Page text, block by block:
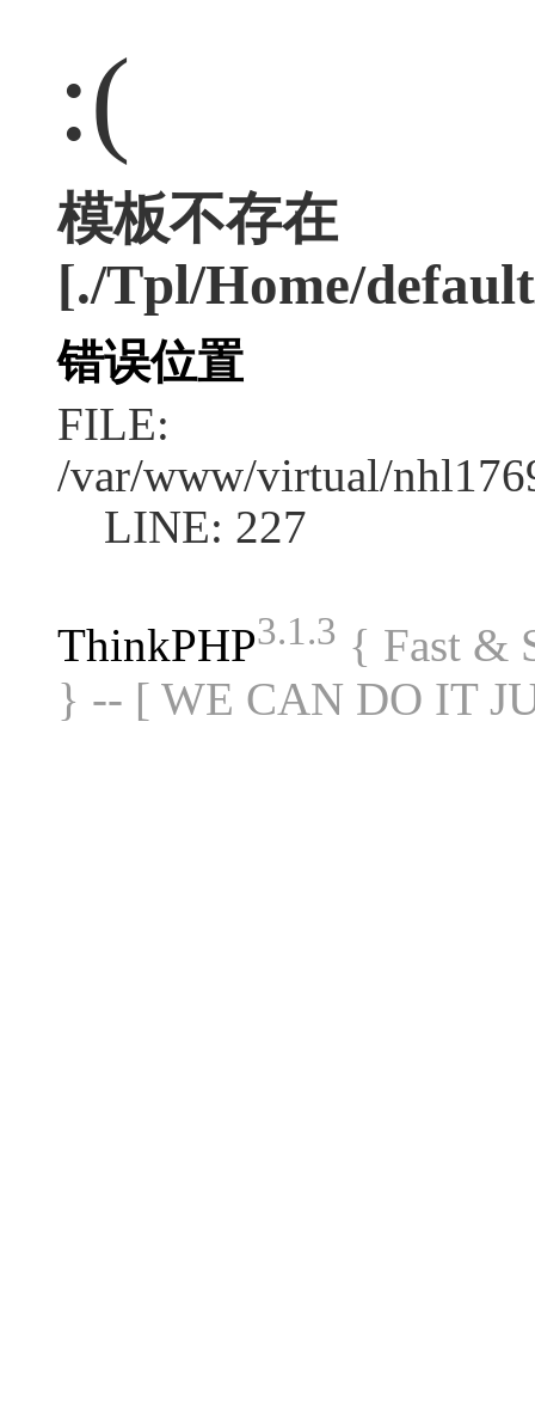
:(
模板不存在
[./Tpl/Home/
错误位置
FILE:
/var/www/virtual/
LINE: 227
ThinkPHP3.1.3 { Fast &
} -- [ WE CAN DO IT